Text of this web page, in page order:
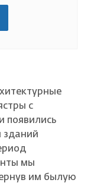
с
появились
зданий
мы
им былую